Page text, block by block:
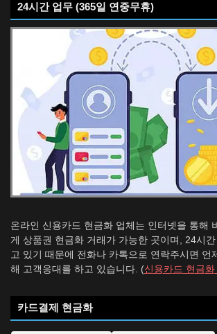
24시간 업무 (365일 연중무휴)
온라인 신용카드 현금화 업체는 인터넷을 통해
게 상품권 현금화 거래가 가능한 곳이며, 24시
고 있기 때문에 전화나 카톡으로 연락주시면 언
해 고객응대를 하고 있습니다. (신용카드 현금화
카드결제 현금화